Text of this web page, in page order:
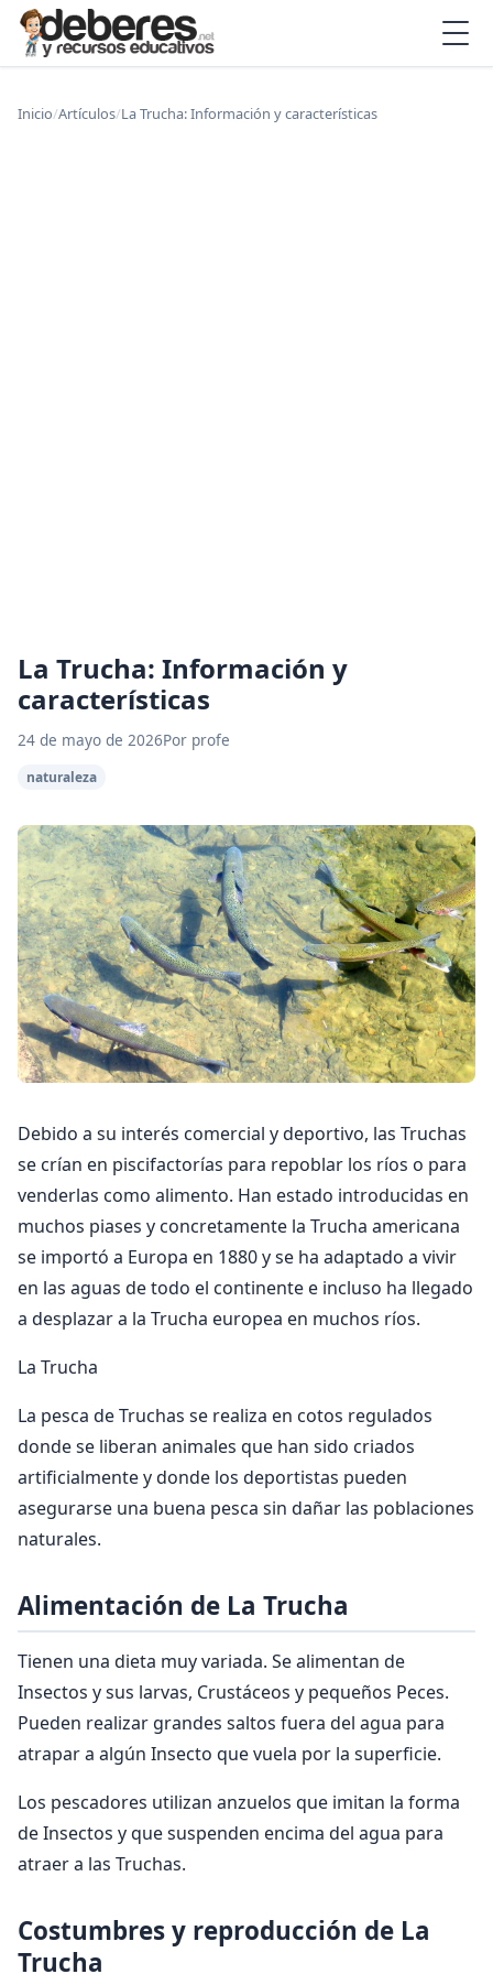
Inicio/Artículos/La Trucha: Información y características
La Trucha: Información y
características
24 de mayo de 2026Por profe
naturaleza
Debido a su interés comercial y deportivo, las Truchas
se crían en piscifactorías para repoblar los ríos o para
venderlas como alimento. Han estado introducidas en
muchos piases y concretamente la Trucha americana
se importó a Europa en 1880 y se ha adaptado a vivir
en las aguas de todo el continente e incluso ha llegado
a desplazar a la Trucha europea en muchos ríos.
La Trucha
La pesca de Truchas se realiza en cotos regulados
donde se liberan animales que han sido criados
artificialmente y donde los deportistas pueden
asegurarse una buena pesca sin dañar las poblaciones
naturales.
Alimentación de La Trucha
Tienen una dieta muy variada. Se alimentan de
Insectos y sus larvas, Crustáceos y pequeños Peces.
Pueden realizar grandes saltos fuera del agua para
atrapar a algún Insecto que vuela por la superficie.
Los pescadores utilizan anzuelos que imitan la forma
de Insectos y que suspenden encima del agua para
atraer a las Truchas.
Costumbres y reproducción de La
Trucha